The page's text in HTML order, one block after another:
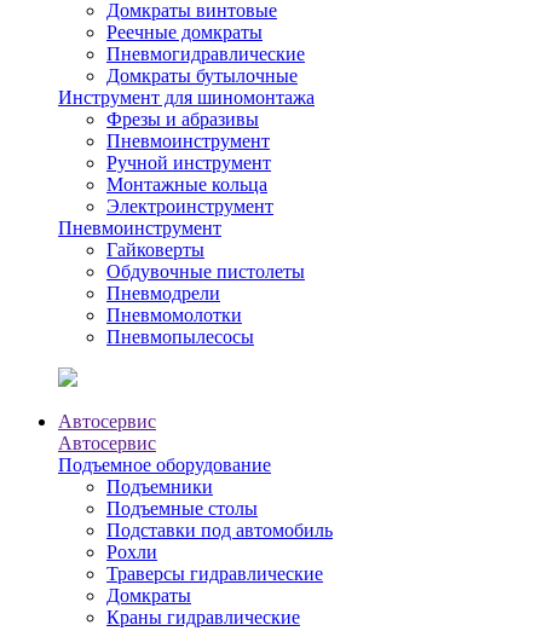
Домкраты винтовые
Реечные домкраты
Пневмогидравлические
Домкраты бутылочные
Инструмент для шиномонтажа
Фрезы и абразивы
Пневмоинструмент
Ручной инструмент
Монтажные кольца
Электроинструмент
Пневмоинструмент
Гайковерты
Обдувочные пистолеты
Пневмодрели
Пневмомолотки
Пневмопылесосы
Автосервис
Автосервис
Подъемное оборудование
Подъемники
Подъемные столы
Подставки под автомобиль
Рохли
Траверсы гидравлические
Домкраты
Краны гидравлические